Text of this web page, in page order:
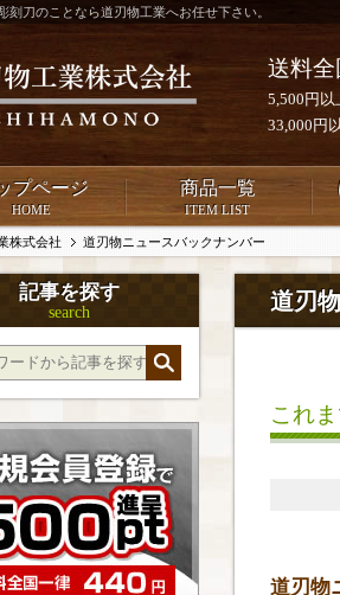
刻刀のことなら道刃物工業へお任せ下さい。
送料
5,500円以
33,000円
プページ
HOME
商品一覧
ITEM LIST
株式会社 道刃物ニュースバックナンバー
道刃
これ
道刃物
記事を探す
search